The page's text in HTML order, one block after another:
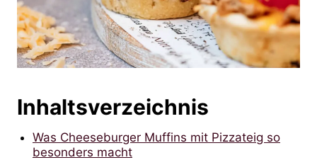
Inhaltsverzeichnis
Was Cheeseburger Muffins mit Pizzateig so
besonders macht